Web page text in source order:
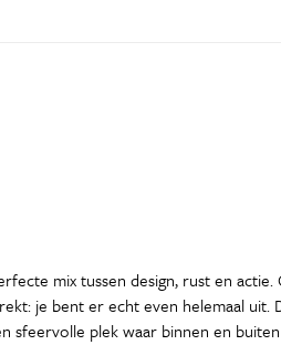
mix tussen design, rust en
je bent er echt even helemaal uit.
plek waar binnen en